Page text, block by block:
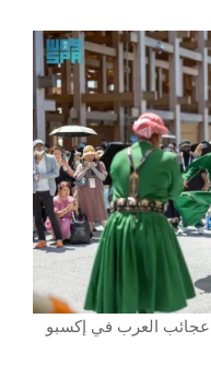
عجائب العرب في إكسبو